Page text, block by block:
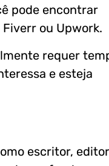
pode encontrar
ou Upwork.
requer
e esteja
escritor,